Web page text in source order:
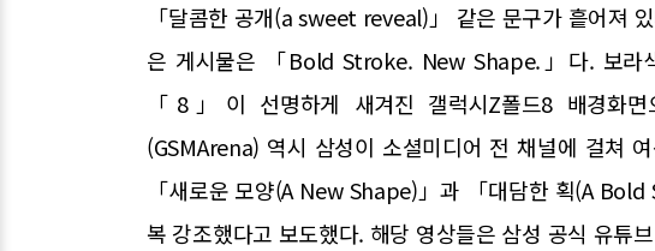
「달콤한 공개(a sweet reveal)」 같은 문구가 흩어져
은 게시물은 「Bold Stroke. New Shape.」다. 보라
「8」이 선명하게 새겨진 갤럭시Z폴드8 배경화면
(GSMArena) 역시 삼성이 소셜미디어 전 채널에 걸쳐
「새로운 모양(A New Shape)」과 「대담한 획(A
복 강조했다고 보도했다. 해당 영상들은 삼성 공식 유튜